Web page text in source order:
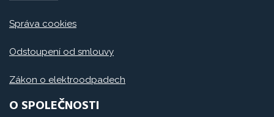
Správa cookies
Odstoupení od smlouvy
Zákon o elektroodpadech
O SPOLEČNOSTI